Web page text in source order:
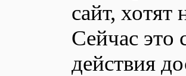
сайт, хотят
Сейчас это
действия